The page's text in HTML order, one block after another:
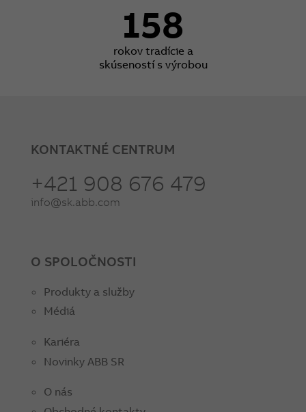
158
rokov tradície a
skúseností s výrobou
KONTAKTNÉ CENTRUM
+421 908 676 479
info@sk.abb.com
O SPOLOČNOSTI
Produkty a služby
Médiá
Kariéra
Novinky ABB SR
O nás